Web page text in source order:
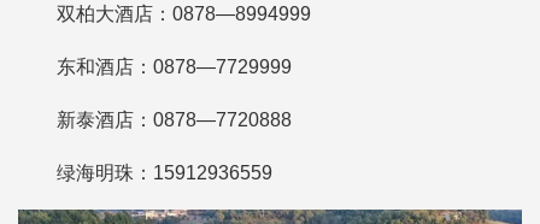
双柏大酒店：0878—8994999
东和酒店：0878—7729999
新泰酒店：0878—7720888
绿海明珠：15912936559